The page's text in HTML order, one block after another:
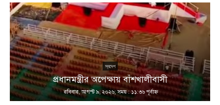
স্বদেশ
প্রধানমন্ত্রীর অপেক্ষায় বাঁশখালীবাসী
রবিবার, আগস্ট ৯, ২০২৬; সময় : ১১:৩৬ পূর্বাহ্ণ